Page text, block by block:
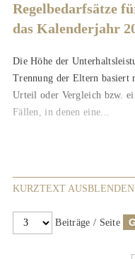
Regelbedarfsätze
das Kalenderjahr
Die Höhe der
Trennung der Eltern basiert
Urteil oder Vergleich bzw.
Fällen, in denen eine...
KURZTEXT AUSBLENDEN
Beiträge / Seite